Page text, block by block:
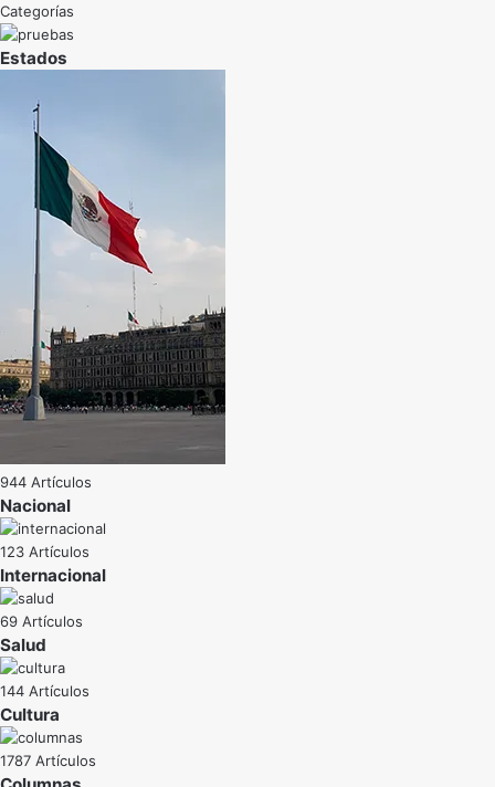
Categorías
Estados
944 Artículos
Nacional
123 Artículos
Internacional
69 Artículos
Salud
144 Artículos
Cultura
1787 Artículos